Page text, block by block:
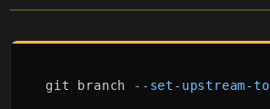
git branch --set-upstream-to